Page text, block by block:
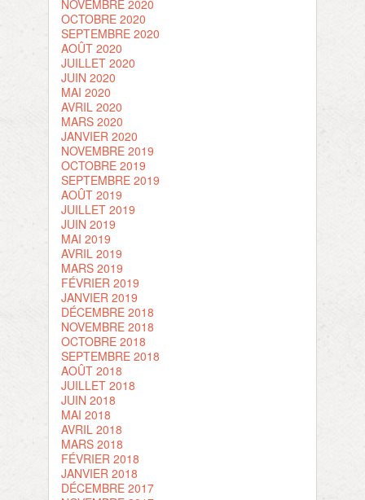
NOVEMBRE 2020
OCTOBRE 2020
SEPTEMBRE 2020
AOÛT 2020
JUILLET 2020
JUIN 2020
MAI 2020
AVRIL 2020
MARS 2020
JANVIER 2020
NOVEMBRE 2019
OCTOBRE 2019
SEPTEMBRE 2019
AOÛT 2019
JUILLET 2019
JUIN 2019
MAI 2019
AVRIL 2019
MARS 2019
FÉVRIER 2019
JANVIER 2019
DÉCEMBRE 2018
NOVEMBRE 2018
OCTOBRE 2018
SEPTEMBRE 2018
AOÛT 2018
JUILLET 2018
JUIN 2018
MAI 2018
AVRIL 2018
MARS 2018
FÉVRIER 2018
JANVIER 2018
DÉCEMBRE 2017